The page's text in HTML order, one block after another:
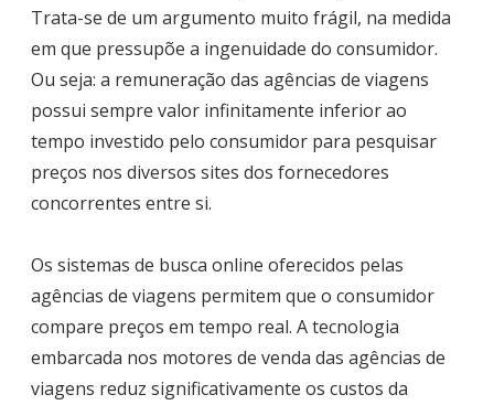
Trata-se de um argumento muito frágil, na medida
em que pressupõe a ingenuidade do consumidor.
Ou seja: a remuneração das agências de viagens
possui sempre valor infinitamente inferior ao
tempo investido pelo consumidor para pesquisar
preços nos diversos sites dos fornecedores
concorrentes entre si.
Os sistemas de busca online oferecidos pelas
agências de viagens permitem que o consumidor
compare preços em tempo real. A tecnologia
embarcada nos motores de venda das agências de
viagens reduz significativamente os custos da